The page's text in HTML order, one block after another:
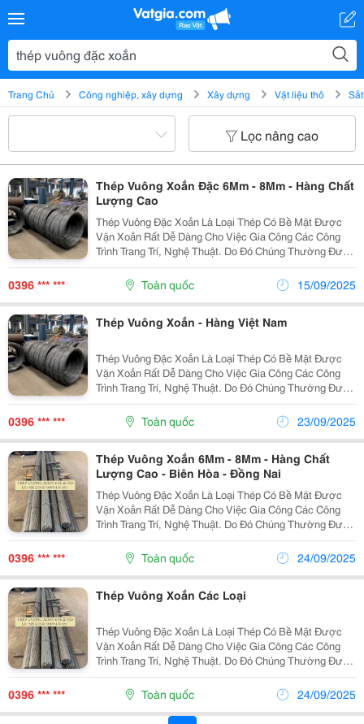
Trang Chủ Công nghiệp, xây dựng Xây dựng Vật liệu thô
Lọc nâng cao
Thép Vuông Xoắn Đặc 6Mm - 8Mm - Hàng Chất
Lượng Cao
Thép Vuông Đặc Xoắn Là Loại Thép Có Bề Mặt Được
Vặn Xoắn Rất Dễ Dàng Cho Việc Gia Công Các Công
Trình Trang Trí, Nghệ Thuật. Do Đó Chúng Thường Được
Sử Dụng Tại Các Nơi Như: Sàn Thao Tác, Hàng Lang,
Cầu Thang Có Cấu Kiện Nhỏ, Mỏng&Hellip; Thép...
0396 *** *** Toàn quốc 15/09/2025
Thép Vuông Xoắn - Hàng Việt Nam
Thép Vuông Đặc Xoắn Là Loại Thép Có Bề Mặt Được
Vặn Xoắn Rất Dễ Dàng Cho Việc Gia Công Các Công
Trình Trang Trí, Nghệ Thuật. Do Đó Chúng Thường Được
Sử Dụng Tại Các Nơi Như: Sàn Thao Tác, Hàng Lang,
Cầu Thang Có Cấu Kiện Nhỏ, Mỏng&Hellip; ...
0396 *** *** Toàn quốc 23/09/2025
Thép Vuông Xoắn 6Mm - 8Mm - Hàng Chất
Lượng Cao - Biên Hòa - Đồng Nai
Thép Vuông Đặc Xoắn Là Loại Thép Có Bề Mặt Được
Vặn Xoắn Rất Dễ Dàng Cho Việc Gia Công Các Công
Trình Trang Trí, Nghệ Thuật. Do Đó Chúng Thường Được
Sử Dụng Tại Các Nơi Như: Sàn Thao Tác, Hàng Lang,
Cầu Thang Có Cấu Kiện Nhỏ, Mỏng&Hellip; Thép...
0396 *** *** Toàn quốc 24/09/2025
Thép Vuông Xoắn Các Loại
Thép Vuông Đặc Xoắn Là Loại Thép Có Bề Mặt Được
Vặn Xoắn Rất Dễ Dàng Cho Việc Gia Công Các Công
Trình Trang Trí, Nghệ Thuật. Do Đó Chúng Thường Được
Sử Dụng Tại Các Nơi Như: Sàn Thao Tác, Hàng Lang,
Cầu Thang Có Cấu Kiện Nhỏ, Mỏng&Hellip; ...
0396 *** *** Toàn quốc 24/09/2025